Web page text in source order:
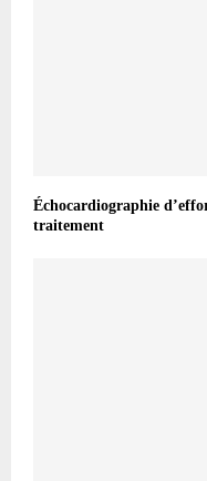
Échocardiographie
traitement